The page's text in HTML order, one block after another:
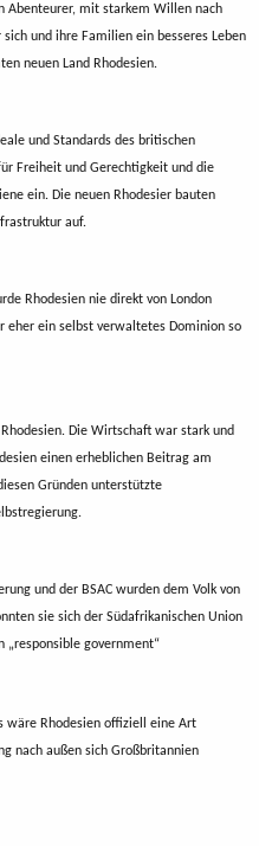
Abenteurer, mit starkem Willen nach
und ihre Familien ein besseres Leben
neuen Land Rhodesien.
und Standards des britischen
Freiheit und Gerechtigkeit und die
ein. Die neuen Rhodesier bauten
auf.
Rhodesien nie direkt von London
eher ein selbst verwaltetes Dominion so
Die Wirtschaft war stark und
einen erheblichen Beitrag am
Gründen unterstützte
und der BSAC wurden dem Volk von
sie sich der Südafrikanischen Union
„responsible government“
wäre Rhodesien offiziell eine Art
nach außen sich Großbritannien